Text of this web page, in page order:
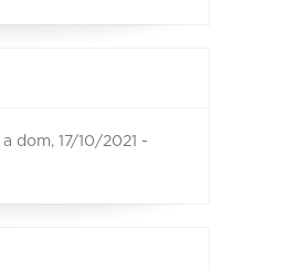
a dom, 17/10/2021 -